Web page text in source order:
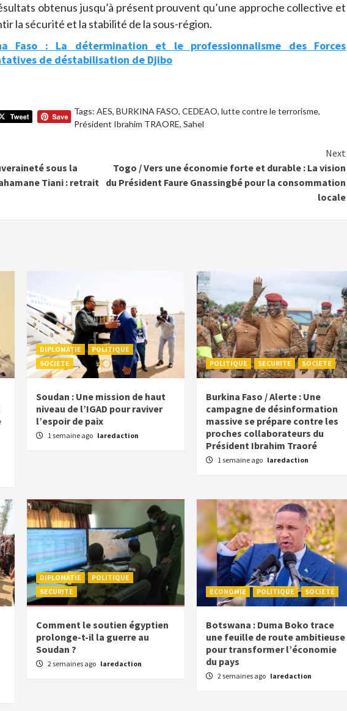
obtenus jusqu’à présent prouvent qu’une approche collective et
la sécurité et la stabilité de la sous-région.
Faso : La détermination et le professionnalisme des Forces
de déstabilisation de Djibo
Tags: AES, BURKINA FASO, CEDEAO, lutte contre le terrorisme,
Président Ibrahim TRAORE, Sahel
sous la
Tiani : retrait
Next
Togo / Vers une économie forte et durable : La vision
du Président Faure Gnassingbé pour la consommation
locale
DIPLOMATIE
POLITIQUE
SOCIETE
Soudan : Une mission de haut
niveau de l’IGAD pour raviver
l’espoir de paix
1 semaine ago laredaction
POLITIQUE SECURITE SOCIETE
Burkina Faso / Alerte : Une
campagne de désinformation
massive se prépare contre les
proches collaborateurs du
Président Ibrahim Traoré
1 semaine ago laredaction
DIPLOMATIE
POLITIQUE
SECURITE
Comment le soutien égyptien
prolonge-t-il la guerre au
Soudan ?
2 semaines ago laredaction
ECONOMIE POLITIQUE SOCIETE
Botswana : Duma Boko trace
une feuille de route ambitieuse
pour transformer l’économie
du pays
2 semaines ago laredaction